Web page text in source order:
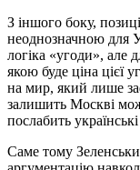
З іншого боку,
неоднозначною для
логіка «угоди»,
якою буде ціна цієї
на мир, який лише
залишить Москві
послабить
Саме тому